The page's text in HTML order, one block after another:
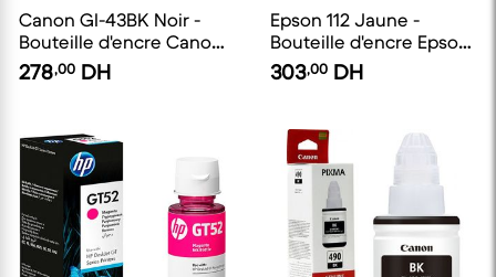
Canon GI-43BK Noir -
Bouteille d'encre Canon
d'origine
278,00 DH
Epson 112 Jaune -
Bouteille d'encre Epson
EcoTank d'origine
303,00 DH